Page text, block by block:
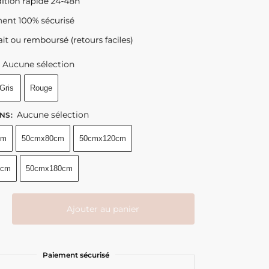
44.90€ –
39.90€ –
Aucune sélection
Gris Rouge
: Aucune sélection
50cmx80cm 50cmx120cm
50cmx180cm
Ajouter au panier
Paiement sécurisé